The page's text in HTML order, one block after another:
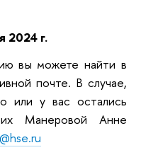
2024 г.
вы можете найти в
почте. В случае,
или у вас остались
Манеровой Анне